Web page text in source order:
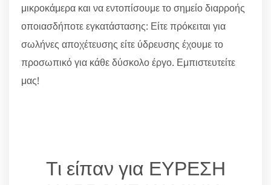
μικροκάμερα και να εντοπίσουμε το σημείο διαρροής
οποιασδήποτε εγκατάστασης: Είτε πρόκειται για
σωλήνες αποχέτευσης είτε ύδρευσης έχουμε το
προσωπικό για κάθε δύσκολο έργο. Εμπιστευτείτε
μας!
Τι είπαν για ΕΥΡΕΣΗ